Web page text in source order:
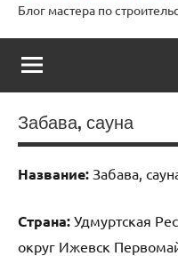
Блог мастера по
Забава, сауна
Название: Забава,
Страна: Удмуртская
округ Ижевск